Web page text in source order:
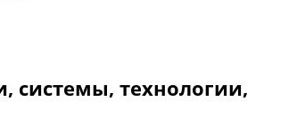
системы, технологии,